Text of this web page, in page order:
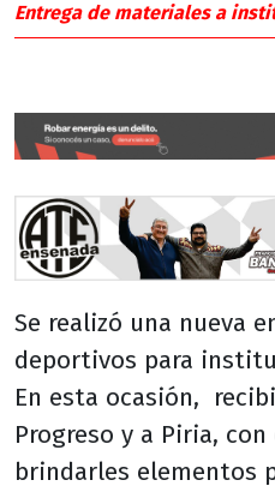
Entrega de materiales a
Se realizó una nueva
deportivos para
En esta ocasión,
Progreso y a Piria,
brindarles elementos